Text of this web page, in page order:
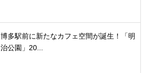
博多駅前に新たなカフェ空間が誕生！「明
治公園」20...